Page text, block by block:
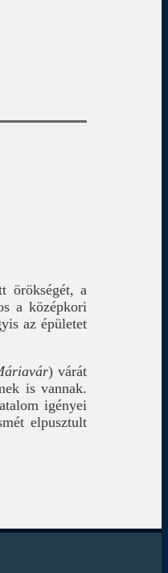
örökségét, a
a középkori
az épületet
) várát
is vannak.
igényei
elpusztult